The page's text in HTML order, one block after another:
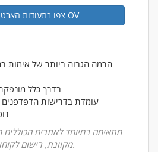
צפו בתעודות האבטחה מסוג OV
הרמה הגבוה ביותר של אימות
בדרך כלל מונפקת תוך
עומדת בדרישות הדפדפנים
מתאימה במיוחד לאתרים הכוללים
מקוונת, רישום לקוחות ועוד.